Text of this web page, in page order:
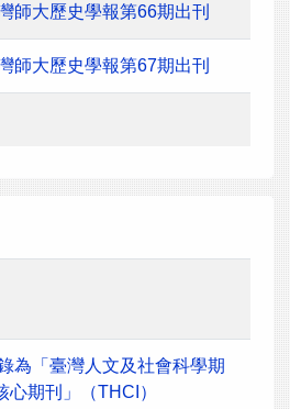
師大歷史學報第66期出刊
師大歷史學報第67期出刊
為「臺灣人文及社會科學期
心期刊」（THCI）